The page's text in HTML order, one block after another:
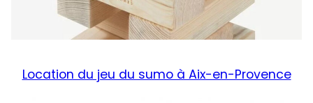
Location du jeu du sumo à Aix-en-Provence